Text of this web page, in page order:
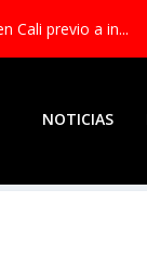
Cali previo a in...
NOTICIAS